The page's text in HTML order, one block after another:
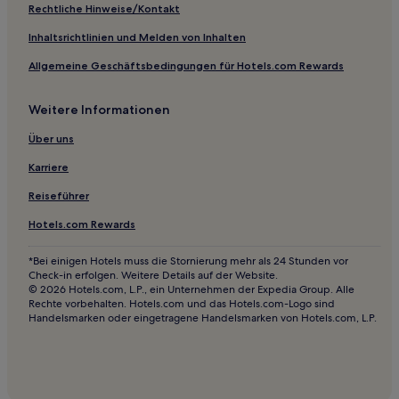
Hotels mit inbegriffenem Frühstück nahe Untreusee
Haustierfreundliche in Altstadt Bamberg
Familien in Fränkische Schweiz
Familien in Erlangen
Haustierfreundliche in Erlangen
Hotels mit inbegriffenem Frühstück in Erlangen
Hotels mit inbegriffenem Frühstück in Bamberg
Familien in Bamberg
Haustierfreundliche in Hof
Hotels mit inbegriffenem Frühstück in Oststadt
Familien in Oststadt
Rechtliche Hinweise/Kontakt
Inhaltsrichtlinien und Melden von Inhalten
Allgemeine Geschäftsbedingungen für Hotels.com Rewards
Weitere Informationen
Über uns
Karriere
Reiseführer
Hotels.com Rewards
*Bei einigen Hotels muss die Stornierung mehr als 24 Stunden vor
Check-in erfolgen. Weitere Details auf der Website.
© 2026 Hotels.com, L.P., ein Unternehmen der Expedia Group. Alle
Rechte vorbehalten. Hotels.com und das Hotels.com-Logo sind
Handelsmarken oder eingetragene Handelsmarken von Hotels.com, L.P.